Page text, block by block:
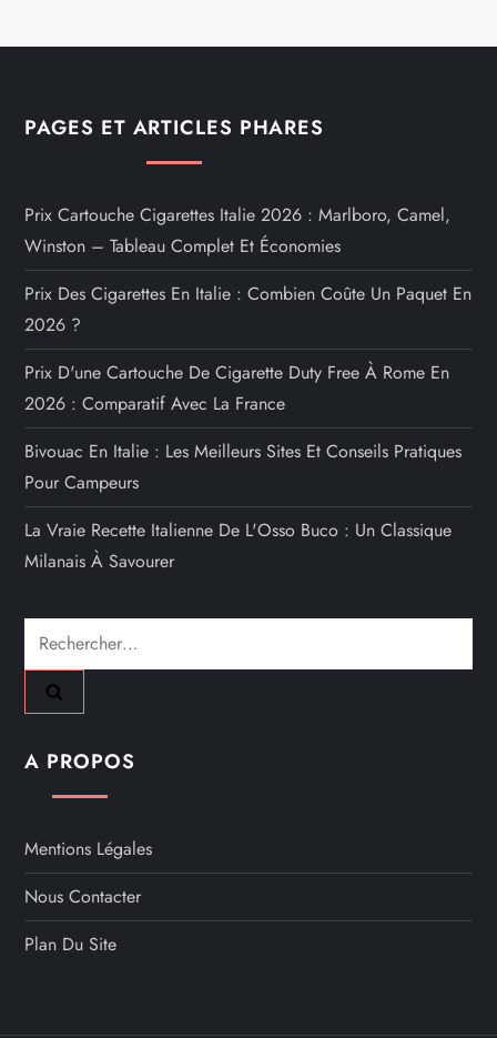
PAGES ET ARTICLES PHARES
Prix Cartouche Cigarettes Italie 2026 : Marlboro, Camel,
Winston – Tableau Complet Et Économies
Prix Des Cigarettes En Italie : Combien Coûte Un Paquet En
2026 ?
Prix D'une Cartouche De Cigarette Duty Free À Rome En
2026 : Comparatif Avec La France
Bivouac En Italie : Les Meilleurs Sites Et Conseils Pratiques
Pour Campeurs
La Vraie Recette Italienne De L'Osso Buco : Un Classique
Milanais À Savourer
Rechercher :
A PROPOS
Mentions Légales
Nous Contacter
Plan Du Site